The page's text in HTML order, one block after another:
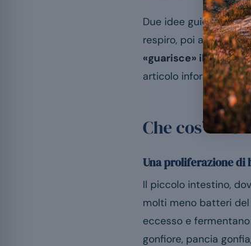
Due idee guidano
respiro, poi
«guarisce» il SIBO:
articolo informa; non
Che cos’è il
Una proliferazione di
Il piccolo intestino,
molti meno batteri del
eccesso e
gonfiore, pancia